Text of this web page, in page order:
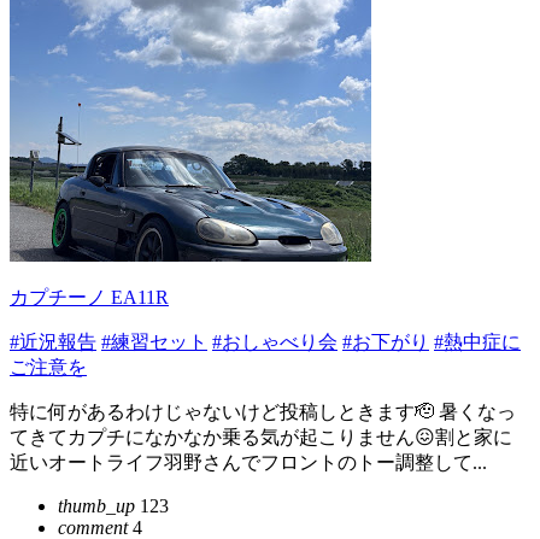
カプチーノ EA11R
#近況報告 #練習セット #おしゃべり会 #お下がり #熱中症に
ご注意を
特に何があるわけじゃないけど投稿しときます🫡 暑くなっ
てきてカプチになかなか乗る気が起こりません😖割と家に
近いオートライフ羽野さんでフロントのトー調整して...
thumb_up 123
comment4